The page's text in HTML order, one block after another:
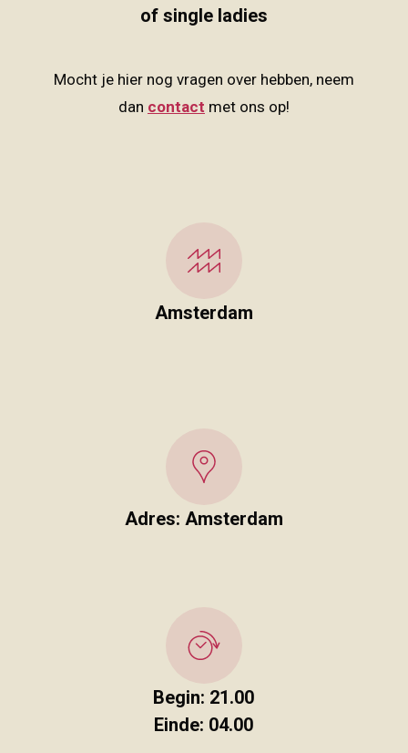
of single ladies
Mocht je hier nog vragen over hebben, neem
dan contact met ons op!
Amsterdam
Adres: Amsterdam
Begin: 21.00
Einde: 04.00